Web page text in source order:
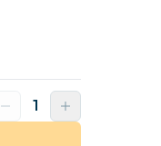
浦路斯